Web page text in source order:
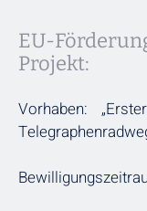
EU-
Projekt:
Vorhaben: